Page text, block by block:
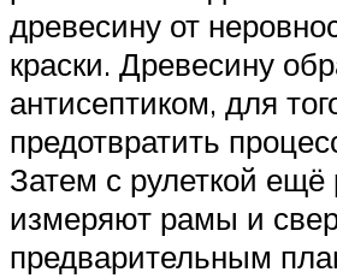
древесину от
краски. Древесину
антисептиком, для
предотвратить
Затем с рулеткой ещё
измеряют рамы и
предварительным